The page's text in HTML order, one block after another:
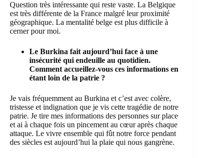
Question très intéressante qui reste vaste. La Belgique
est très différente de la France malgré leur proximité
géographique. La mentalité belge est plus difficile à
cerner pour moi.
Le Burkina fait aujourd’hui face à une
insécurité qui endeuille au quotidien.
Comment accueillez-vous ces informations en
étant loin de la patrie ?
Je vais fréquemment au Burkina et c’est avec colère,
tristesse et indignation que je vis cette tragédie de notre
patrie. Je tire mes informations des personnes sur place
et ai à chaque fois un pincement au cœur après chaque
attaque. Le vivre ensemble qui fût notre force pendant
des siècles est aujourd’hui la plaie qui nous gangrène.